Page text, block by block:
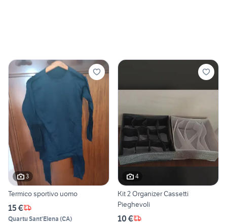
3
Termico sportivo uomo
15 €
Quartu Sant'Elena (CA)
4
Kit 2 Organizer Cassetti
Pieghevoli
10 €